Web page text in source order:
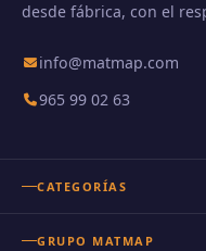
desde fábrica, con el
info@matmap.com
965 99 02 63
CATEGORÍAS
GRUPO MATMAP